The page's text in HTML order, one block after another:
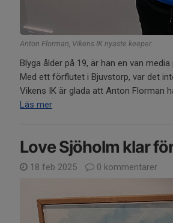
Anton Florman, Vikens IK nyaste keeper.
Blyga ålder på 19, är han en van
Med ett förflutet i Bjuvstorp, var det
Vikens IK är glada att Anton Florman
Läs mer
Love Sjöholm klar
18 feb 2025 0 kommentarer